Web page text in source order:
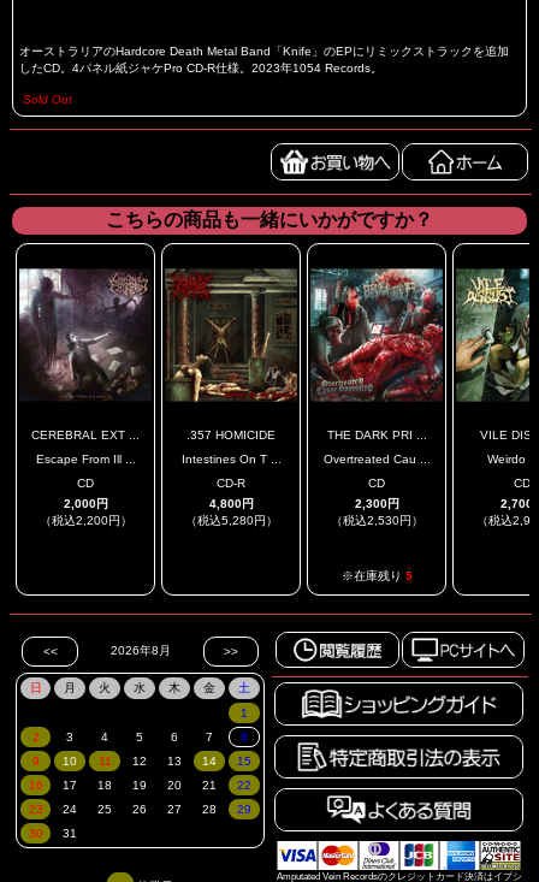
オーストラリアのHardcore Death Metal Band「Knife」のEPにリミックストラックを追加
したCD。4パネル紙ジャケPro CD-R仕様。2023年1054 Records。
Sold Out
こちらの商品も一緒にいかがですか？
CEREBRAL EXT ...
Escape From Ill ...
CD
2,000円
（税込2,200円）
.357 HOMICIDE
Intestines On T ...
CD-R
4,800円
（税込5,280円）
THE DARK PRI ...
Overtreated Cau ...
CD
2,300円
（税込2,530円）
※在庫残り 5
VILE
Weirdo
CD
2,700
（税込
Amputated Vein Recordsのクレジットカード決済はイプシ